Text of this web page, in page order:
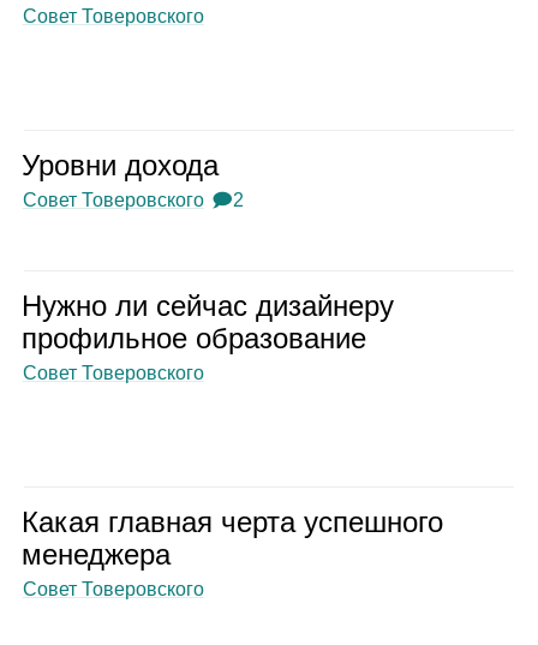
Совет Товеровского
Уровни дохода
Совет Товеровского 🗩2
Нужно ли сей­час дизай­неру
про­филь­ное обра­зо­ва­ние
Совет Товеровского
Какая глав­ная черта успеш­ного
мене­джера
Совет Товеровского